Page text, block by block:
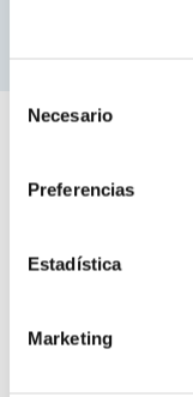
Necesario
Preferencias
Estadística
Marketing